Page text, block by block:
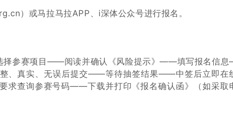
）或马拉马拉APP、i深体公众号进行报名。
参赛项目——阅读并确认《风险提示》——填写报名信
整、真实、无误后提交——等待抽签结果——中签后立即在
查询参赛号码——下载并打印《报名确认函》（如采取